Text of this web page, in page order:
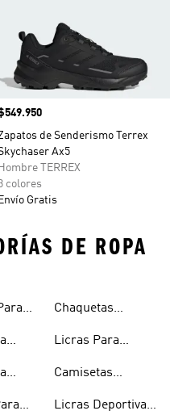
de Senderismo Terrex
Ax5
Hombre TERREX
colores
Envío Gratis
DE ROPA
Chaquetas
Hombre
Licras Para
Camisetas
Hombre
Licras Deportivas